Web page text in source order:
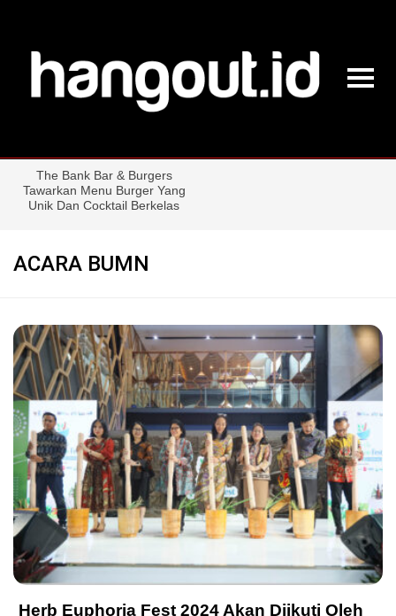
ACARA BUMN
Herb Euphoria Fest 2024 Akan Diikuti Oleh